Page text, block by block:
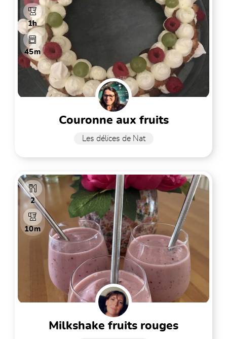
1h
45m
couronne aux fruits
Les délices de Nat
2
10m
milkshake fruits rouges